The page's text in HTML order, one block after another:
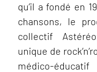
qu’il a fondé en
chansons, le
collectif
unique de
médico-